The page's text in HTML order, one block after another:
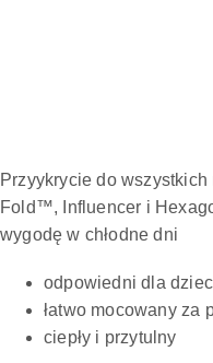
Przyykrycie do
Fold™, Influencer i
wygodę w chłodne dni
odpowiedni dla
łatwo mocowany za
ciepły i przytulny